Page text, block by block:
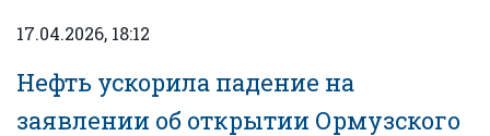
17.04.2026, 18:12
Нефть ускорила падение на
заявлении об открытии Ормузского